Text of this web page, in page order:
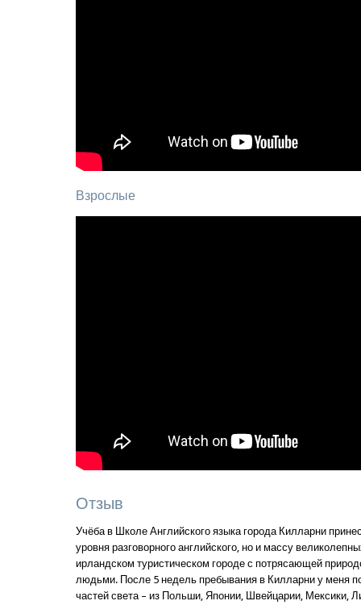
Взрослые
Отзыв
Учёба в Школе Английского языка города Килларни
уровня разговорного английского, но и массу
ирландском туристическом городе с потрясающей
людьми. После 5 недель пребывания в Килларни у меня
частей света – из Польши, Японии, Швейцарии, Мексики,